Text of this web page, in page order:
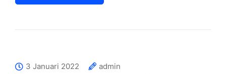
3 Januari 2022
admin